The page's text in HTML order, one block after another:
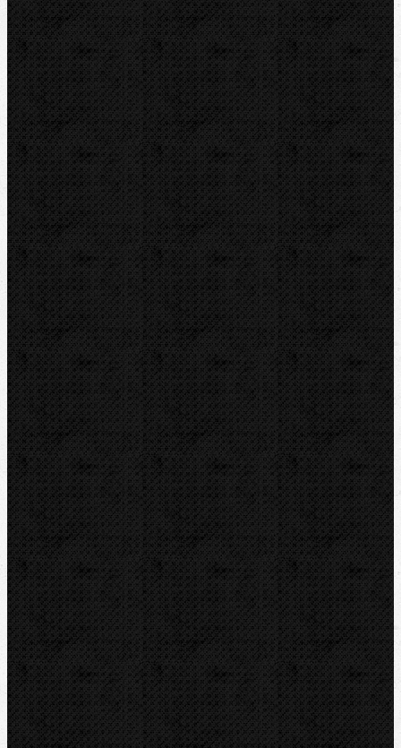
CBC
KEMPER
Guilbert EXPRESS
ZENTEN
DYTRON
KNIPEX
LOXEAL
REED
HEUER
IRWIN
RYOBI
Kontakt
NIPO Tools s.r.o